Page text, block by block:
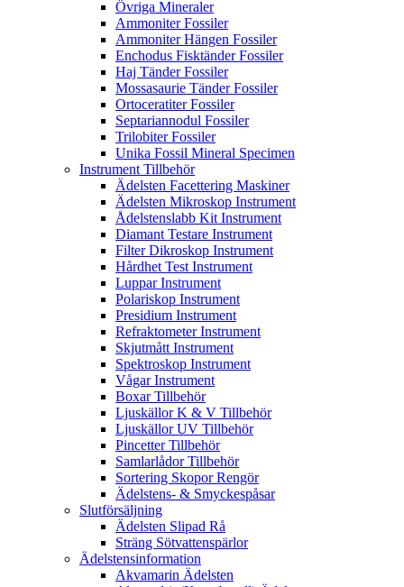
Övriga Mineraler
Ammoniter Fossiler
Ammoniter Hängen Fossiler
Enchodus Fisktänder Fossiler
Haj Tänder Fossiler
Mossasaurie Tänder Fossiler
Ortoceratiter Fossiler
Septariannodul Fossiler
Trilobiter Fossiler
Unika Fossil Mineral Specimen
Instrument Tillbehör
Ädelsten Facettering Maskiner
Ädelsten Mikroskop Instrument
Ådelstenslabb Kit Instrument
Diamant Testare Instrument
Filter Dikroskop Instrument
Hårdhet Test Instrument
Luppar Instrument
Polariskop Instrument
Presidium Instrument
Refraktometer Instrument
Skjutmått Instrument
Spektroskop Instrument
Vågar Instrument
Boxar Tillbehör
Ljuskällor K & V Tillbehör
Ljuskällor UV Tillbehör
Pincetter Tillbehör
Samlarlådor Tillbehör
Sortering Skopor Rengör
Ädelstens- & Smyckespåsar
Slutförsäljning
Ädelsten Slipad Rå
Sträng Sötvattenspärlor
Ädelstensinformation
Akvamarin Ädelsten